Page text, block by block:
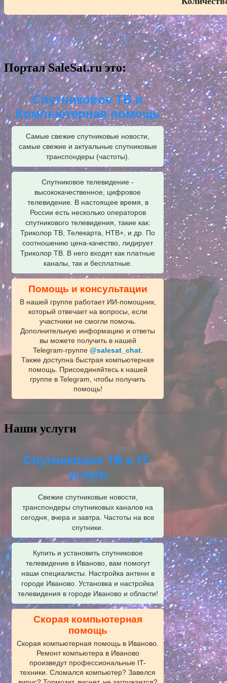
Портал SaleSat.ru это:
Спутниковое ТВ и
Компьютерная помощь
Самые свежие спутниковые новости,
самые свежие и актуальные спутниковые
транспондеры (частоты).
Спутниковое телевидение -
высококачественное, цифровое
телевидение. В настоящее время, в
России есть несколько операторов
спутникового телевидения, такие как:
Триколор ТВ, Телекарта, НТВ+, и др. По
соотношению цена-качество, лидирует
Триколор ТВ. В него входят как платные
каналы, так и бесплатные.
Помощь и консультации
В нашей группе работает ИИ‑помощник,
который отвечает на вопросы, если
участники не смогли помочь.
Дополнительную информацию и ответы
вы можете получить в нашей
Telegram‑группе @salesat_chat.
Также доступна быстрая компьютерная
помощь. Присоединяйтесь к нашей
группе в Telegram, чтобы получить
помощь!
Наши услуги
Спутниковое ТВ и IT-
услуги
Свежие спутниковые новости,
транспондеры спутниковых каналов на
сегодня, вчера и завтра. Частоты на все
спутники.
Купить и установить спутниковое
телевидение в Иваново, вам помогут
наши специалисты. Настройка антенн в
городе Иваново. Установка и настройка
телевидения в городе Иваново и области!
Скорая компьютерная
помощь
Скорая компьютерная помощь в Иваново.
Ремонт компьютера в Иваново
произведут профессиональные IT-
техники. Сломался компьютер? Завелся